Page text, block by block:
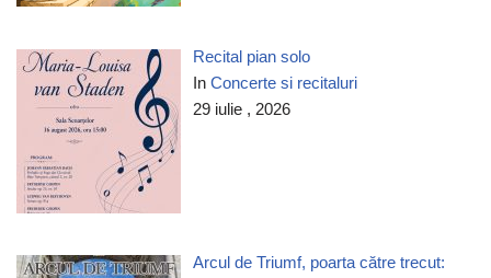
Recital pian solo
InConcerte si recitaluri
29 iulie , 2026
Arcul de Triumf, poarta către trecut: